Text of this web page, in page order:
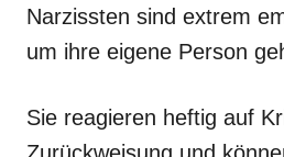
Narzissten sind extrem
um ihre eigene Person
Sie reagieren heftig auf